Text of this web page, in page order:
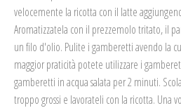
velocemente la ricotta con il latte
Aromatizzatela con il prezzemolo tritato, il
un filo d'olio. Pulite i gamberetti avendo la
maggior praticità potete utilizzare i
gamberetti in acqua salata per 2 minuti.
troppo grossi e lavorateli con la ricotta. Una